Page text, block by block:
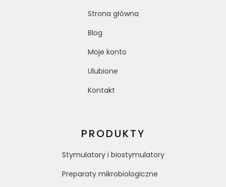
Strona główna
Blog
Moje konto
Ulubione
Kontakt
PRODUKTY
Stymulatory i biostymulatory
Preparaty mikrobiologiczne